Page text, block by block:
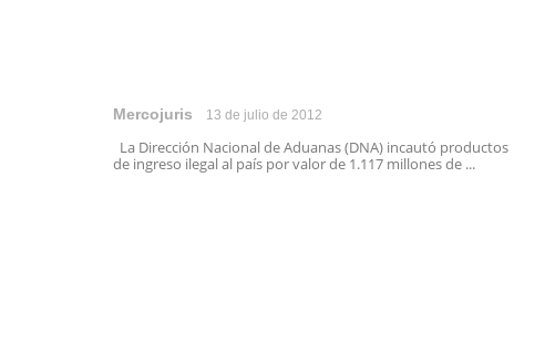
Mercojuris 13 de julio de 2012
La Dirección Nacional de Aduanas (DNA) incautó productos
de ingreso ilegal al país por valor de 1.117 millones de ...